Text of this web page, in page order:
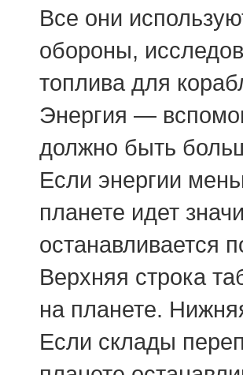
Все они
обороны,
топлива для
Энергия —
должно быть
Если энергии
планете идет
останавливается
Верхняя строка
на планете.
Если склады